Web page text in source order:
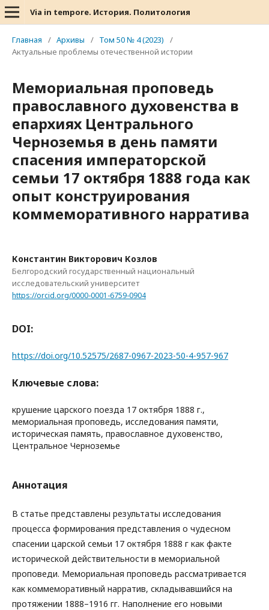
Via in tempore. История. Политология
Главная / Архивы / Том 50 № 4 (2023)
/
Актуальные проблемы отечественной истории
Мемориальная проповедь
православного духовенства в
епархиях Центрального
Черноземья в день памяти
спасения императорской
семьи 17 октября 1888 года как
опыт конструирования
коммеморативного нарратива
Константин Викторович Козлов
Белгородский государственный национальный
исследовательский университет
https://orcid.org/0000-0001-6759-0904
DOI:
https://doi.org/10.52575/2687-0967-2023-50-4-957-967
Ключевые слова:
крушение царского поезда 17 октября 1888 г.,
мемориальная проповедь, исследования памяти,
историческая память, православное духовенство,
Центральное Черноземье
Аннотация
В статье представлены результаты исследования
процесса формирования представления о чудесном
спасении царской семьи 17 октября 1888 г как факте
исторической действительности в мемориальной
проповеди. Мемориальная проповедь рассматривается
как коммеморативный нарратив, складывавшийся на
протяжении 1888–1916 гг. Наполнение его новыми